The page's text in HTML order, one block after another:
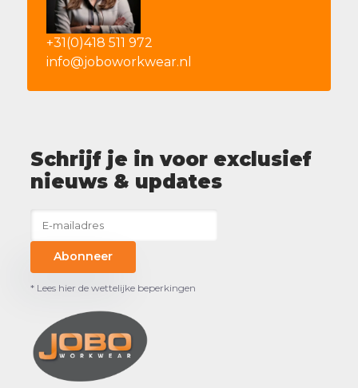
+31(0)418 511 972
info@joboworkwear.nl
Schrijf je in voor exclusief
nieuws & updates
Abonneer
* Lees hier de wettelijke beperkingen